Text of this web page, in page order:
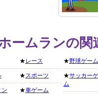
ームランの
ン
★レース
★スポーツ
★車ゲーム
★野球ゲーム
★サッカー
ム